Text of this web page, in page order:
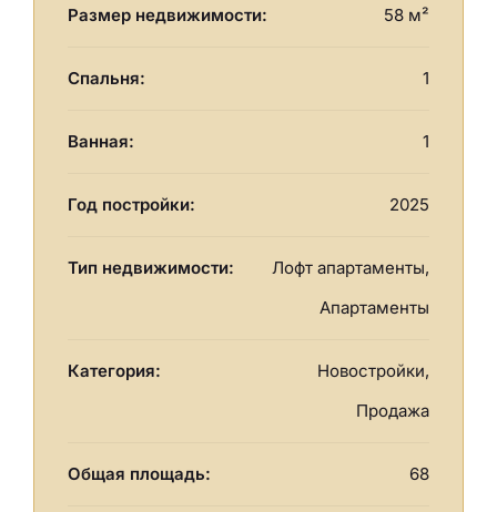
Размер недвижимости: 58 м²
Спальня: 1
Ванная: 1
Год постройки: 2025
Тип недвижимости:
Лофт апартаменты,
Апартаменты
Категория:
Новостройки,
Продажа
Общая площадь: 68